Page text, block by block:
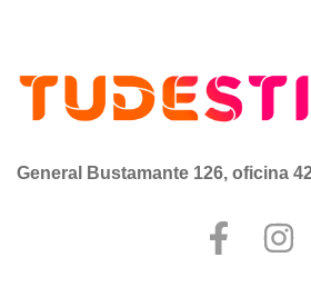
General Bustamante 126, oficina